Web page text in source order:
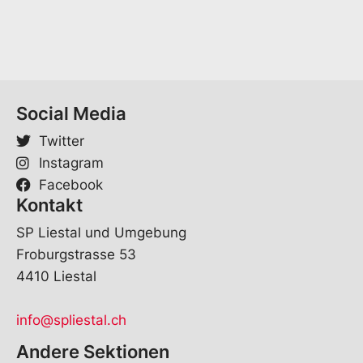
Social Media
Twitter
Instagram
Facebook
Kontakt
SP Liestal und Umgebung
Froburgstrasse 53
4410 Liestal
info@spliestal.ch
Andere Sektionen